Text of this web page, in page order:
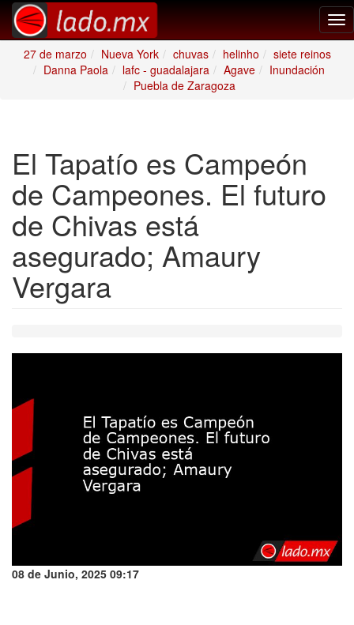
27 de marzo
Nueva York chuvas helinho
siete reinos
Danna Paola
lafc - guadalajara Agave
Inundación
Puebla de Zaragoza
El Tapatío es Campeón
de Campeones. El futuro
de Chivas está
asegurado; Amaury
Vergara
08 de Junio, 2025 09:17